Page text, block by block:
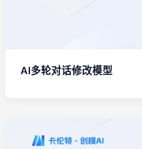
AI多轮对话修改模型